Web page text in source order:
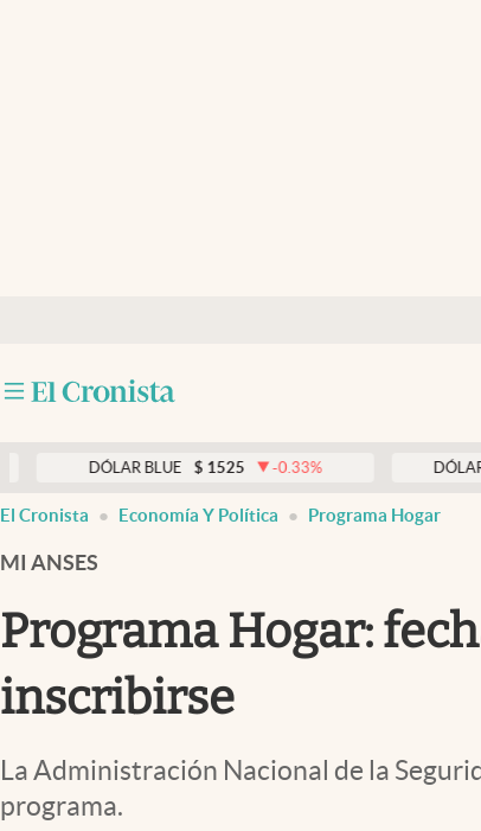
Clima
Mundial 2026
El Cronista Studio
Mediakit
DÓLAR BLUE $ 1525 -0.33% DÓLAR
El Cronista Economía Y Política Programa Hogar
MI ANSES
Programa Hogar:
inscribirse
La Administración Nacional de la
programa.